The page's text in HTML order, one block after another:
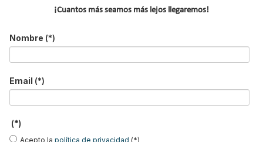
Geoener 2017, V Congreso de
Congresos Energías Renovables
¡Cuantos más seamos más lejos llegaremos!
Nombre (*)
Email (*)
(*)
Acepto la política de privacidad (*)